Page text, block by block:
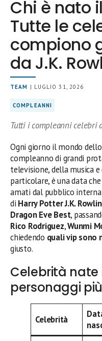
Chi è nato
Tutte le
compiono
da J.K.
TEAM | LUGLIO 31, 2026
COMPLEANNI
Tutti i compleanni celebri
Ogni giorno il mondo
compleanno di grandi
televisione, della musica
particolare, è una data
amati dal pubblico
di Harry PotterJ.K.
Dragon Eve Best,
Rico Rodriguez,Wunmi
chiedendo quali vip sono
giusto.
Celebrità nate
personaggi
Celebrità